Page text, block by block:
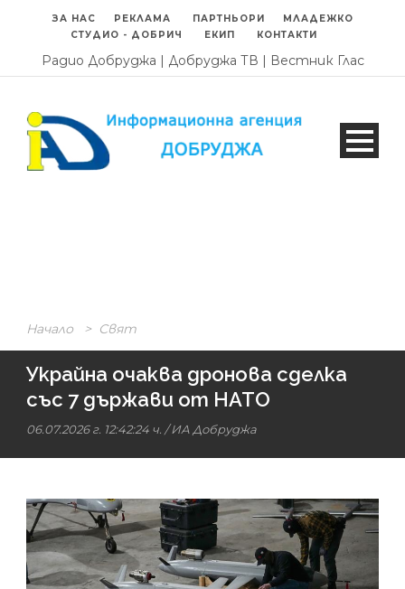
ЗА НАС РЕКЛАМА ПАРТНЬОРИ
МЛАДЕЖКО
СТУДИО - ДОБРИЧ
ЕКИП КОНТАКТИ
Радио Добруджа | Добруджа ТВ | Вестник Глас
Начало > Свят
Украйна очаква дронова сделка
със 7 държави от НАТО
06.07.2026 г. 12:42:24 ч. /ИА Добруджа